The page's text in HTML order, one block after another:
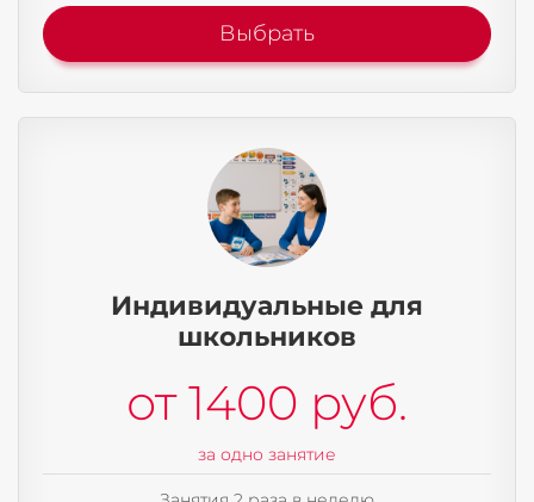
Выбрать
Индивидуальные для
школьников
от 1400 руб.
за одно занятие